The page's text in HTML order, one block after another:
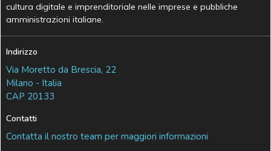
cultura digitale e imprenditoriale nelle imprese e pubbliche
amministrazioni italiane.
Indirizzo
Via Moretto da Brescia, 22
Milano - Italia
CAP 20133
Contatti
Contatta il nostro team per maggiori informazioni